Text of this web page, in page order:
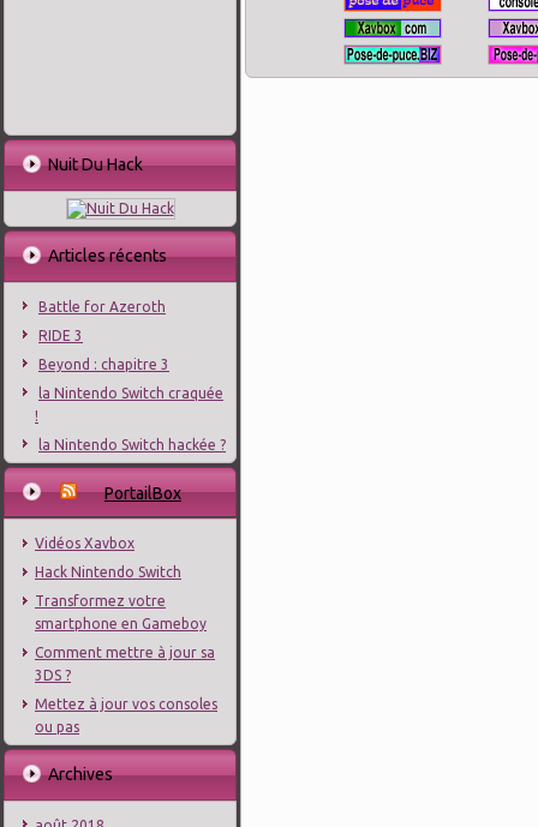
Nuit Du Hack
Articles récents
Battle for Azeroth
RIDE 3
Beyond : chapitre 3
la Nintendo Switch craquée
!
la Nintendo Switch hackée ?
PortailBox
Vidéos Xavbox
Hack Nintendo Switch
Transformez votre
smartphone en Gameboy
Comment mettre à jour sa
3DS ?
Mettez à jour vos consoles
ou pas
Archives